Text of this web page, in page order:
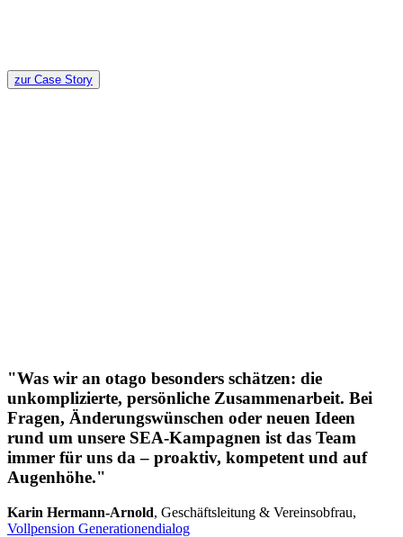
zur Case Story
"Was wir an otago besonders schätzen: die
unkomplizierte, persönliche Zusammenarbeit. Bei
Fragen, Änderungswünschen oder neuen Ideen
rund um unsere SEA-Kampagnen ist das Team
immer für uns da – proaktiv, kompetent und auf
Augenhöhe."
Karin Hermann-Arnold, Geschäftsleitung & Vereinsobfrau,
Vollpension Generationendialog